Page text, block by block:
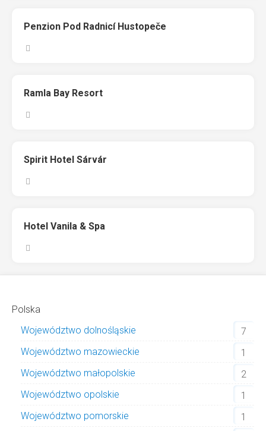
Penzion Pod Radnicí Hustopeče
Ramla Bay Resort
Spirit Hotel Sárvár
Hotel Vanila & Spa
Polska
Województwo dolnośląskie
7
Województwo mazowieckie
1
Województwo małopolskie
2
Województwo opolskie
1
Województwo pomorskie
1